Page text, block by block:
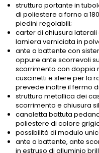
struttura portante in
di poliestere a forno a
piedini regolabili;
carter di chiusura
lamiera verniciata in
ante a battente con
oppure ante scorrevoli
scorrimento con doppia
cuscinetti e sfere per la
prevede inoltre il fermo
struttura metallica dei
scorrimento e chiusura
canaletta battuta
poliestere di colore
possibilità di modulo
ante a battente, ante
in estruso di alluminio